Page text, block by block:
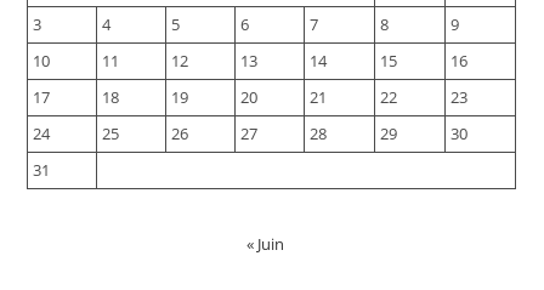
3
4 5 6 7 8
9
10
11 12 13 14 15
16
17
18 19 20 21 22
23
24
25 26 27 28 29
30
31
« Juin